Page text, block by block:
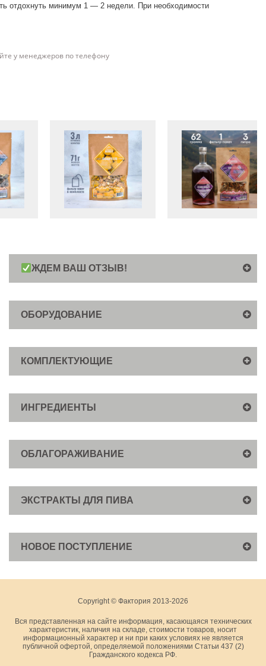
отдохнуть минимум 1 — 2 недели. При необходимости
у менеджеров по телефону
ЖДЕМ ВАШ ОТЗЫВ!
ОБОРУДОВАНИЕ
КОМПЛЕКТУЮЩИЕ
ИНГРЕДИЕНТЫ
ОБЛАГОРАЖИВАНИЕ
ЭКСТРАКТЫ ДЛЯ ПИВА
НОВОЕ ПОСТУПЛЕНИЕ
Copyright © Фактория 2013-2026
Вся представленная на сайте информация, касающаяся технических
характеристик, наличия на складе, стоимости товаров, носит
информационный характер и ни при каких условиях не является
публичной офертой, определяемой положениями Статьи 437 (2)
Гражданского кодекса РФ.